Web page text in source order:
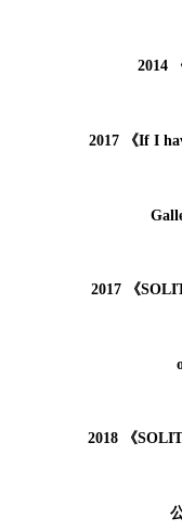
2014
2017 《If I
2017 《
2018 《